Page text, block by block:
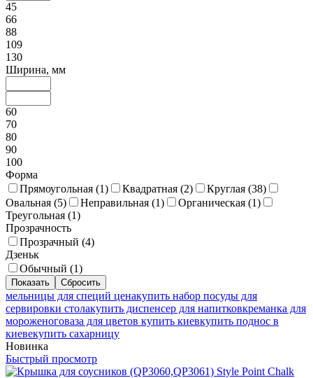
45
66
88
109
130
Ширина, мм
60
70
80
90
100
Форма
Прямоугольная (1) Квадратная (2) Круглая (38)
Овальная (5) Неправильная (1) Органическая (1)
Треугольная (1)
Прозрачность
Прозрачный (4)
Дзеньк
Обычный (1)
мельницы для специй ценакупить набор посуды для
сервировки столакупить диспенсер для напитковкреманка для
мороженоговаза для цветов купить киевкупить поднос в
киевекупить сахарницу
Новинка
Быстрый просмотр